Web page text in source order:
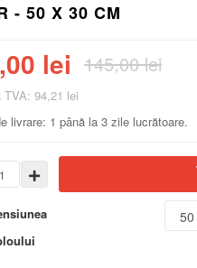
- 50 X 30 CM
lei 145,00 lei
TVA: 94,21 lei
livrare: 1 până la 3 zile lucrătoare.